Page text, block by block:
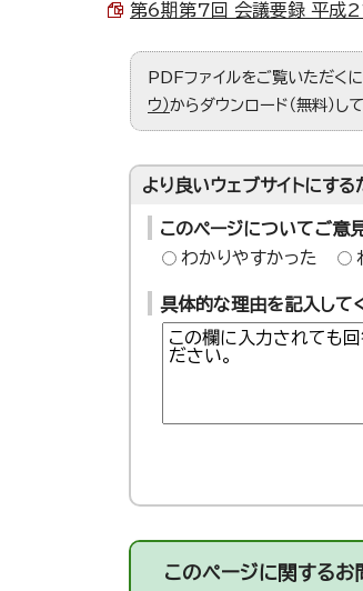
第6期第7回 会議要録 平成
PDFファイルをご覧いただ
ウ）からダウンロード（無料）し
より良いウェブサイトにす
このページについてご意
わかりやすかった
具体的な理由を記入して
このページに関するお